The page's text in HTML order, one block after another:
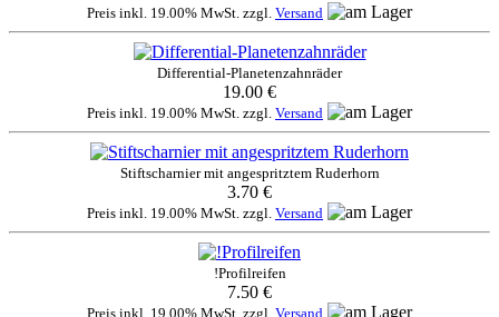
Preis inkl. 19.00% MwSt. zzgl. Versand
Differential-Planetenzahnräder
19.00 €
Preis inkl. 19.00% MwSt. zzgl. Versand
Stiftscharnier mit angespritztem Ruderhorn
3.70 €
Preis inkl. 19.00% MwSt. zzgl. Versand
!Profilreifen
7.50 €
Preis inkl. 19.00% MwSt. zzgl. Versand